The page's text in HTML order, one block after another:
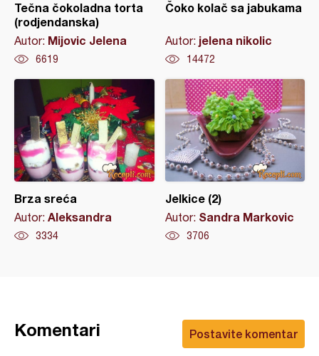
Tečna čokoladna torta
(rodjendanska)
Autor: Mijovic Jelena
6619
Čoko kolač sa jabukama
Autor: jelena nikolic
14472
Brza sreća
Autor: Aleksandra
3334
Jelkice (2)
Autor: Sandra Markovic
3706
Postavite komentar
Komentari